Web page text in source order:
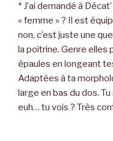
* J’ai demandé à
« femme » ? Il est
non, c’est juste une
la poitrine. Genre
épaules en longeant
Adaptées à ta
large en bas du dos.
euh… tu vois ? Très